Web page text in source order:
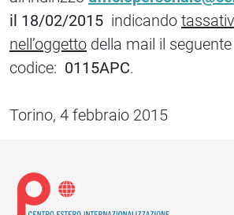
il 18/02/2015 indicando
nell’oggetto della mail il seguente
codice: 0115APC.
Torino, 4 febbraio 2015